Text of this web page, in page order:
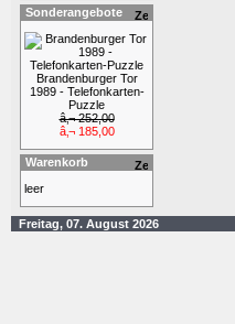
Sonderangebote
Brandenburger Tor
1989 - Telefonkarten-
Puzzle
â‚¬ 252,00
â‚¬ 185,00
Warenkorb
leer
Freitag, 07. August 2026